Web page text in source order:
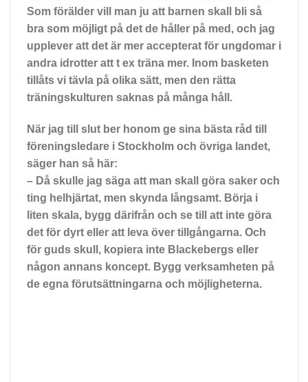
Som förälder vill man ju att barnen skall bli så
bra som möjligt på det de håller på med, och jag
upplever att det är mer accepterat för ungdomar i
andra idrotter att t ex träna mer. Inom basketen
tillåts vi tävla på olika sätt, men den rätta
träningskulturen saknas på många håll.
När jag till slut ber honom ge sina bästa råd till
föreningsledare i Stockholm och övriga landet,
säger han så här:
– Då skulle jag säga att man skall göra saker och
ting helhjärtat, men skynda långsamt. Börja i
liten skala, bygg därifrån och se till att inte göra
det för dyrt eller att leva över tillgångarna. Och
för guds skull, kopiera inte Blackebergs eller
någon annans koncept. Bygg verksamheten på
de egna förutsättningarna och möjligheterna.